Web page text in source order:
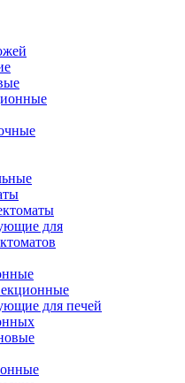
для
для печей